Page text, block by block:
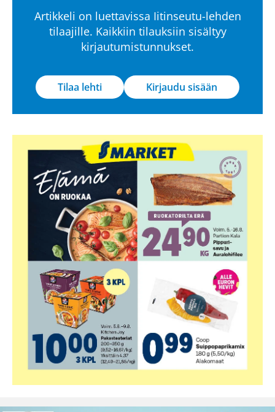
Artikkeli on luettavissa Iitinseutu-lehden
tilaajille. Kaikkiin tilauksiin sisältyy
kirjautumistunnukset.
Tilaa lehti Kirjaudu sisään